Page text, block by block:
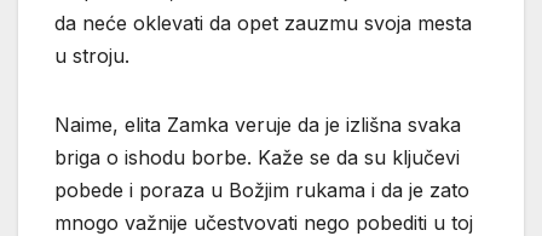
da neće oklevati da opet zauzmu svoja mesta
u stroju.
Naime, elita Zamka veruje da je izlišna svaka
briga o ishodu borbe. Kaže se da su ključevi
pobede i poraza u Božjim rukama i da je zato
mnogo važnije učestvovati nego pobediti u toj